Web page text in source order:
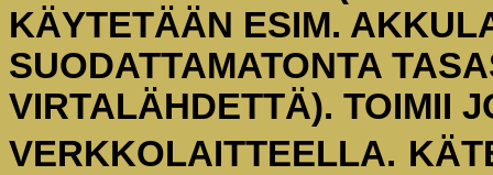
KÄYTETÄÄN ESIM.
SUODATTAMATONTA
VIRTALÄHDETTÄ). TOIMII
VERKKOLAITTEELLA.